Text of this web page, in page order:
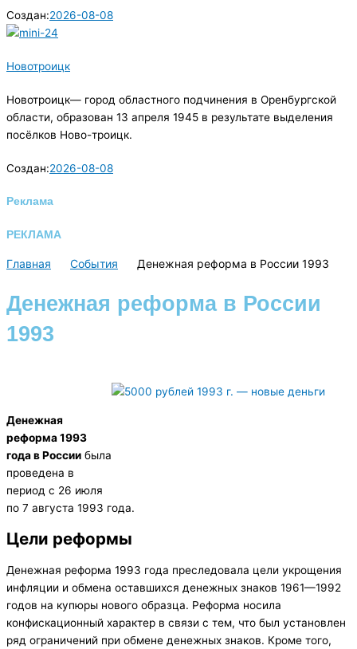
Создан:2026-08-08
Новотроицк
Новотроицк— город областного подчинения в Оренбургской
области, образован 13 апреля 1945 в результате выделения
посёлков Ново-троицк.
Создан:2026-08-08
Реклама
РЕКЛАМА
Главная События Денежная реформа в России 1993
Денежная реформа в России
1993
Денежная
реформа 1993
года в России была
проведена в
период с 26 июля
по 7 августа 1993 года.
Цели реформы
Денежная реформа 1993 года преследовала цели укрощения
инфляции и обмена оставшихся денежных знаков 1961—1992
годов на купюры нового образца. Реформа носила
конфискационный характер в связи с тем, что был установлен
ряд ограничений при обмене денежных знаков. Кроме того,